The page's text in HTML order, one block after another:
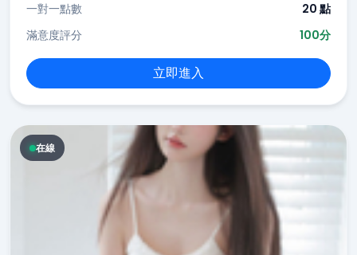
一對一點數
20 點
滿意度評分
100分
立即進入
在線